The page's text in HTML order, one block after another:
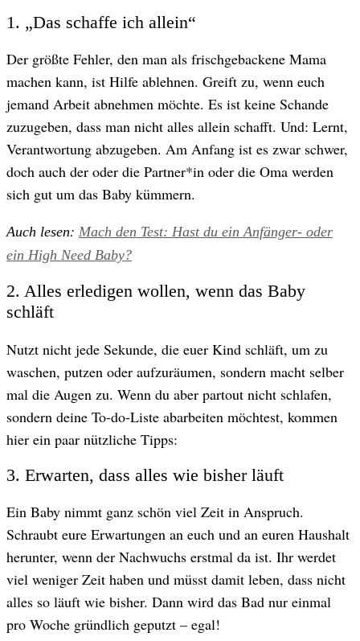
1. „Das schaffe ich allein“
Der größte Fehler, den man als frischgebackene Mama
machen kann, ist Hilfe ablehnen. Greift zu, wenn euch
jemand Arbeit abnehmen möchte. Es ist keine Schande
zuzugeben, dass man nicht alles allein schafft. Und: Lernt,
Verantwortung abzugeben. Am Anfang ist es zwar schwer,
doch auch der oder die Partner*in oder die Oma werden
sich gut um das Baby kümmern.
Auch lesen: Mach den Test: Hast du ein Anfänger- oder
ein High Need Baby?
2. Alles erledigen wollen, wenn das Baby
schläft
Nutzt nicht jede Sekunde, die euer Kind schläft, um zu
waschen, putzen oder aufzuräumen, sondern macht selber
mal die Augen zu. Wenn du aber partout nicht schlafen,
sondern deine To-do-Liste abarbeiten möchtest, kommen
hier ein paar nützliche Tipps:
3. Erwarten, dass alles wie bisher läuft
Ein Baby nimmt ganz schön viel Zeit in Anspruch.
Schraubt eure Erwartungen an euch und an euren Haushalt
herunter, wenn der Nachwuchs erstmal da ist. Ihr werdet
viel weniger Zeit haben und müsst damit leben, dass nicht
alles so läuft wie bisher. Dann wird das Bad nur einmal
pro Woche gründlich geputzt – egal!